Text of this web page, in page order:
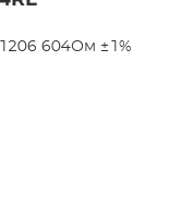
604Ом ±1%